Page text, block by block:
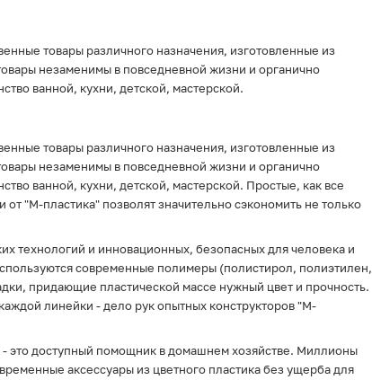
товары различного назначения, изготовленные из
незаменимы в повседневной жизни и органично
ванной, кухни, детской, мастерской.
товары различного назначения, изготовленные из
незаменимы в повседневной жизни и органично
ванной, кухни, детской, мастерской. Простые, как все
"М-пластика" позволят значительно сэкономить не только
технологий и инновационных, безопасных для человека и
современные полимеры (полистирол, полиэтилен,
придающие пластической массе нужный цвет и прочность.
линейки - дело рук опытных конструкторов "М-
это доступный помощник в домашнем хозяйстве. Миллионы
аксессуары из цветного пластика без ущерба для
Даю согласие на обработку моих персональных
для получения рассылок информационно-
рекламного и иного характера по e-
SMS/Viber и иным средствам связи в
сразъяснением прав и
дачи согласия/отказа. *